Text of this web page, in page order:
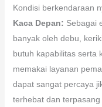
Kondisi berkendaraan
Kaca Depan: Sebagai
banyak oleh debu,
butuh kapabilitas serta
memakai layanan
dapat sangat percaya
terhebat dan